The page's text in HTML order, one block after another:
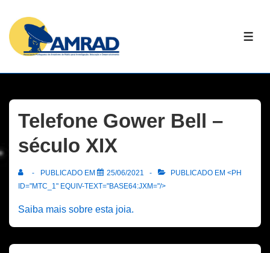
Skip
Content
Telefone Gower Bell –
século XIX
PUBLICADO EM 25/06/2021
PUBLICADO EM <PH
ID="MTC_1" EQUIV-TEXT="BASE64:JXM="/>
Saiba mais sobre esta joia.